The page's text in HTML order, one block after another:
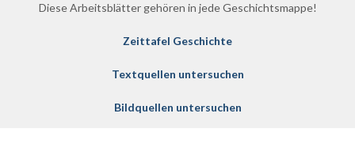
Diese Arbeitsblätter gehören in jede Geschichtsmappe!
Zeittafel Geschichte
Textquellen untersuchen
Bildquellen untersuchen